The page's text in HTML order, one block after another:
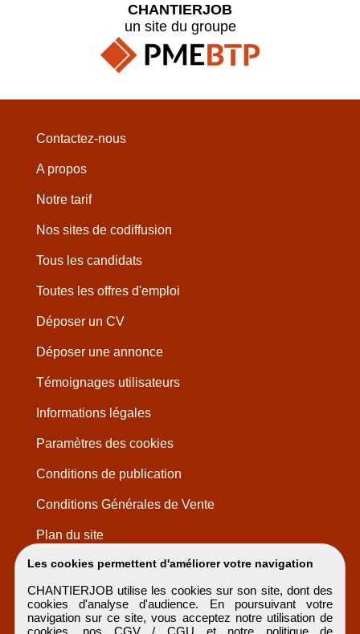
Les cookies permettent d'améliorer votre navigation
CHANTIERJOB utilise les cookies sur son site, dont des
cookies d'analyse d'audience. En poursuivant votre
navigation sur ce site, vous acceptez notre utilisation de
cookies, nos CGV / CGU et notre politique de
CHANTIERJOB
un site du groupe
Contactez-nous
A propos
Notre tarif
Nos sites de codiffusion
Tous les candidats
Toutes les offres d'emploi
Déposer un CV
Déposer une annonce
Témoignages utilisateurs
Informations légales
Paramètres des cookies
Conditions de publication
Conditions Générales de Vente
Plan du site